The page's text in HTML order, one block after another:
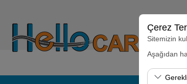
Çerez
Sitemizin
Aşağıdan